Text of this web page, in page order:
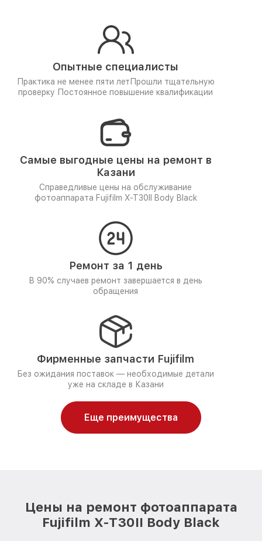
Опытные специалисты
Практика не менее пяти лет Прошли тщательную
проверку Постоянное повышение квалификации
Самые выгодные цены на ремонт в
Казани
Справедливые цены на обслуживание
фотоаппарата Fujifilm X-T30II Body Black
Ремонт за 1 день
В 90% случаев ремонт завершается в день
обращения
Фирменные запчасти Fujifilm
Без ожидания поставок — необходимые детали
уже на складе в Казани
Еще преимущества
Цены на ремонт фотоаппарата
Fujifilm X-T30II Body Black